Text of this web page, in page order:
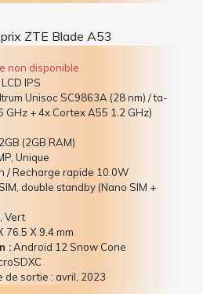
non disponible
IPS
Unisoc SC9863A (28 nm) / ta-
GHz + 4x Cortex A55 1.2 GHz)
(2GB RAM)
Unique
/ Recharge rapide 10.0W
double standby (Nano SIM +
Vert
76.5 Х 9.4 mm
:Android 12 Snow Cone
de sortie : avril, 2023